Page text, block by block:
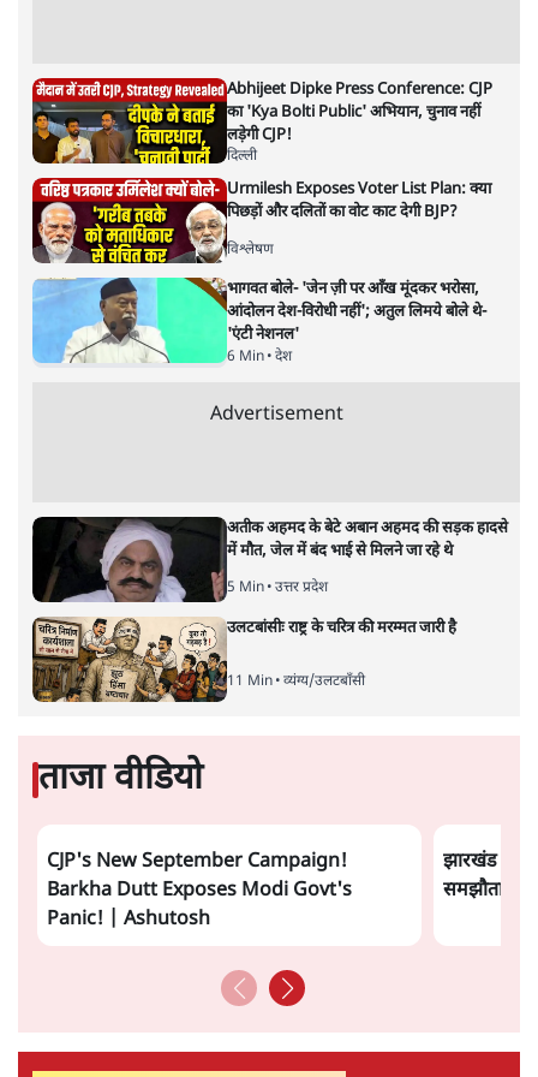
Abhijeet Dipke Press Conference: CJP
का 'Kya Bolti Public' अभियान, चुनाव नहीं
लड़ेगी CJP!
दिल्ली
Urmilesh Exposes Voter List Plan: क्या
पिछड़ों और दलितों का वोट काट देगी BJP?
विश्लेषण
भागवत बोले- 'जेन ज़ी पर आँख मूंदकर भरोसा,
आंदोलन देश-विरोधी नहीं'; अतुल लिमये बोले थे-
'एंटी नेशनल'
6 Min• देश
Advertisement
अतीक अहमद के बेटे अबान अहमद की सड़क हादसे
में मौत, जेल में बंद भाई से मिलने जा रहे थे
5 Min• उत्तर प्रदेश
उलटबांसीः राष्ट्र के चरित्र की मरम्मत जारी है
11 Min• व्यंग्य/उलटबाँसी
ताजा वीडियो
CJP's New September Campaign!
Barkha Dutt Exposes Modi Govt's
Panic! | Ashutosh
झारखंड
समझौता होने